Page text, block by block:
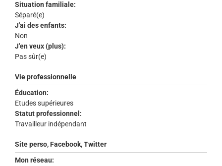
Situation familiale:
Séparé(e)
J'ai des enfants:
Non
J'en veux (plus):
Pas sûr(e)
Vie professionnelle
Éducation:
Etudes supérieures
Statut professionnel:
Travailleur indépendant
Site perso, Facebook, Twitter
Mon réseau: